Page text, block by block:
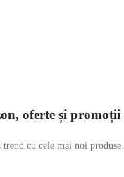
oferte și promoții
cu cele mai noi produse.